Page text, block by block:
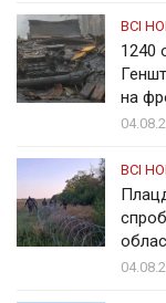
ВСІ
1240
на
ВСІ